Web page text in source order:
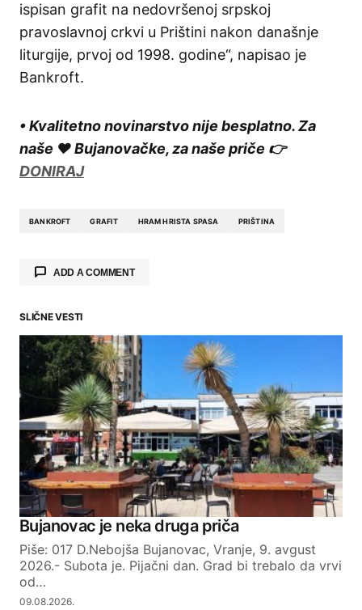
ispisan grafit na nedovršenoj srpskoj
pravoslavnoj crkvi u Prištini nakon današnje
liturgije, prvoj od 1998. godine“, napisao je
Bankroft.
• Kvalitetno novinarstvo nije besplatno. Za
naše ❤️ Bujanovačke, za naše priče 👉
DONIRAJ
BANKROFT GRAFIT HRAM HRISTA SPASA PRIŠTINA
ADD A COMMENT
Your email address will not be published.
Required fields are marked*
Comment*
Your Name
Your E-mail
SLIČNE VESTI
Bujanovac je neka druga priča
Piše: 017 D.Nebojša Bujanovac, Vranje, 9. avgust
2026.- Subota je. Pijačni dan. Grad bi trebalo da vrvi
od…
09.08.2026.